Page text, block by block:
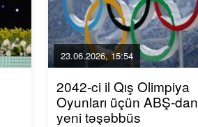
23.06.2026, 15:54
2042-ci il Qış Olimpiya
Oyunları üçün ABŞ-dan
yeni təşəbbüs